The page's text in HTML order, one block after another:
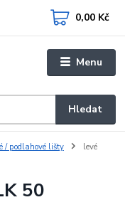
Menu
Hledat
0,00 Kč
/ podlahové lišty
levé
50